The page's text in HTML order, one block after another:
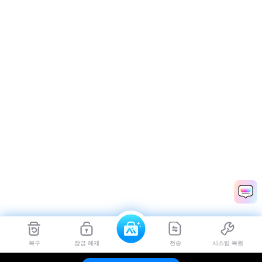
복구 잠금 해제 전송 시스팀 복원